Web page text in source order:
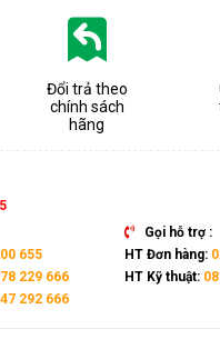
các bệnh về đường hô
thiết bị điện, đồ dùng trong
quần áo, giày dép,...
ẩm. Ngăn chặn nấm
dị ứng bám trên quần áo.
Đổi trả theo
chính sách
hãng
655
229 666
292 666
Gọi hỗ trợ :
HT Đơn hàng:
HT Kỹ thuật: